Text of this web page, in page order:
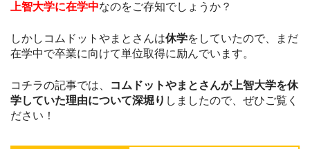
上智大学に在学中なのをご存知でしょうか？
しかしコムドットやまとさんは休学をしていたので、まだ
在学中で卒業に向けて単位取得に励んでいます。
コチラの記事では、
コムドットやまとさんが上智大学を休
学していた理由について深堀り しましたので、ぜひご覧く
ださい！